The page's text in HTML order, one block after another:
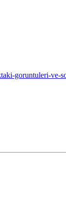
goruntuleri-ve-